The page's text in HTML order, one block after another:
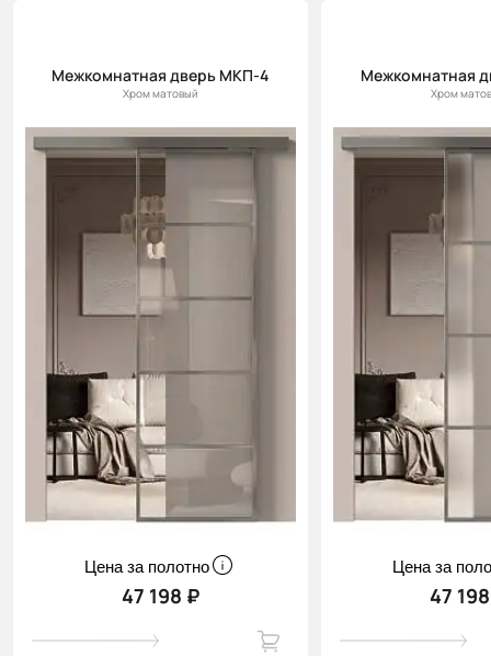
Межкомнатная дверь МКП-4
Хром матовый
Цена за полотно
47 198 ₽
Межкомнатная
Хром
Цена за
47